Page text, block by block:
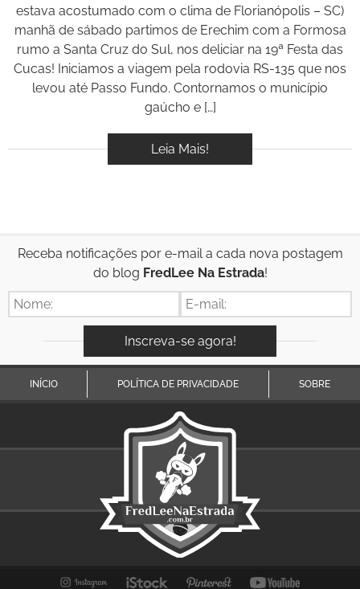
estava acostumado com o clima de Florianópolis – SC)
manhã de sábado partimos de Erechim com a Formosa
rumo a Santa Cruz do Sul, nos deliciar na 19ª Festa das
Cucas! Iniciamos a viagem pela rodovia RS-135 que nos
levou até Passo Fundo. Contornamos o município
gaúcho e […]
Leia Mais!
Receba notificações por e-mail a cada nova postagem
do blog FredLee Na Estrada!
INÍCIO POLÍTICA DE PRIVACIDADE SOBRE